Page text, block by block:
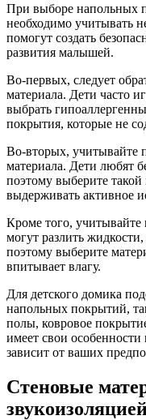
При выборе напольных
необходимо учитывать
помогут создать
развития малышей.
Во-первых, следует
материала. Дети часто
выбрать
покрытия, которые не
Во-вторых, учитывайте
материала. Дети любят
поэтому выберите
выдерживать активное
Кроме того, учитывайте
могут разлить
поэтому выберите
впитывает влагу.
Для детского домика
напольных покрытий,
полы, ковровое
имеет свои
зависит от ваших
Стеновые